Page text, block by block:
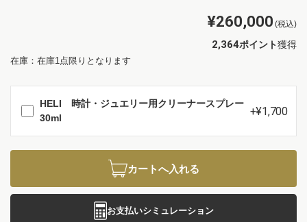
¥260,000 (税込)
2,364ポイント獲得
在庫：在庫1点限りとなります
HELI 時計・ジュエリー用クリーナースプレー
30ml
+¥1,700
カートへ入れる
お支払いシミュレーション